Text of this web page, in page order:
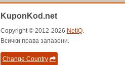
KuponKod.net
Copyright © 2012-2026 NetIQ.
Всички права запазени.
Change Country